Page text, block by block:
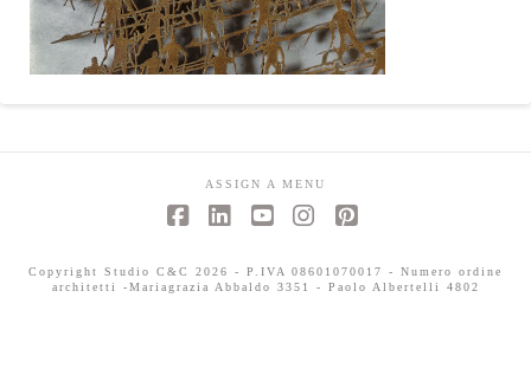
ASSIGN A MENU
Copyright Studio C&C 2026 - P.IVA 08601070017 - Numero ordine
architetti -Mariagrazia Abbaldo 3351 - Paolo Albertelli 4802